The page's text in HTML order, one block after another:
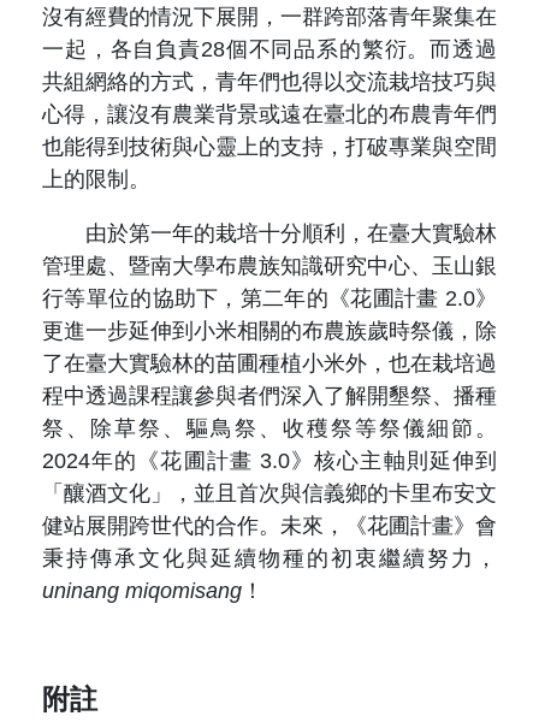
沒有經費的情況下展開，一群跨部落青年聚集在
一起，各自負責28個不同品系的繁衍。而透過
共組網絡的方式，青年們也得以交流栽培技巧與
心得，讓沒有農業背景或遠在臺北的布農青年們
也能得到技術與心靈上的支持，打破專業與空間
上的限制。
由於第一年的栽培十分順利，在臺大實驗林
管理處、暨南大學布農族知識研究中心、玉山銀
行等單位的協助下，第二年的《花圃計畫 2.0》
更進一步延伸到小米相關的布農族歲時祭儀，除
了在臺大實驗林的苗圃種植小米外，也在栽培過
程中透過課程讓參與者們深入了解開墾祭、播種
祭、除草祭、驅鳥祭、收穫祭等祭儀細節。
2024年的《花圃計畫 3.0》核心主軸則延伸到
「釀酒文化」，並且首次與信義鄉的卡里布安文
健站展開跨世代的合作。未來，《花圃計畫》會
秉持傳承文化與延續物種的初衷繼續努力，
uninang miqomisang ！
附註